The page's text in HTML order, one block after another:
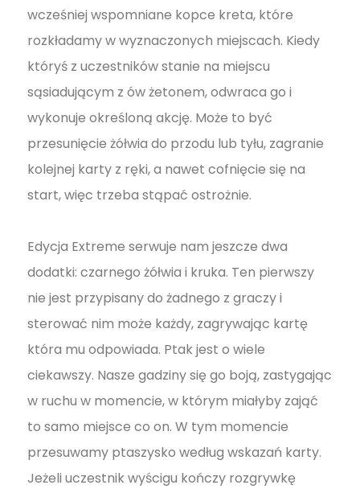
wcześniej wspomniane kopce kreta, które
rozkładamy w wyznaczonych miejscach. Kiedy
któryś z uczestników stanie na miejscu
sąsiadującym z ów żetonem, odwraca go i
wykonuje określoną akcję. Może to być
przesunięcie żółwia do przodu lub tyłu, zagranie
kolejnej karty z ręki, a nawet cofnięcie się na
start, więc trzeba stąpać ostrożnie.
Edycja Extreme serwuje nam jeszcze dwa
dodatki: czarnego żółwia i kruka. Ten pierwszy
nie jest przypisany do żadnego z graczy i
sterować nim może każdy, zagrywając kartę
która mu odpowiada. Ptak jest o wiele
ciekawszy. Nasze gadziny się go boją, zastygając
w ruchu w momencie, w którym miałyby zająć
to samo miejsce co on. W tym momencie
przesuwamy ptaszysko według wskazań karty.
Jeżeli uczestnik wyścigu kończy rozgrywkę